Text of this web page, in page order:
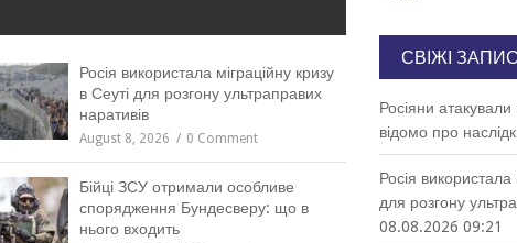
Росія використала міграційну кризу
в Сеуті для розгону ультраправих
наративів
August 8, 2026 0 Comment
Бійці ЗСУ отримали особливе
спорядження Бундесверу: що в
нього входить
СВІЖІ
Росіяни
відомо про
Росія використала
для розгону
08.08.2026 09:21